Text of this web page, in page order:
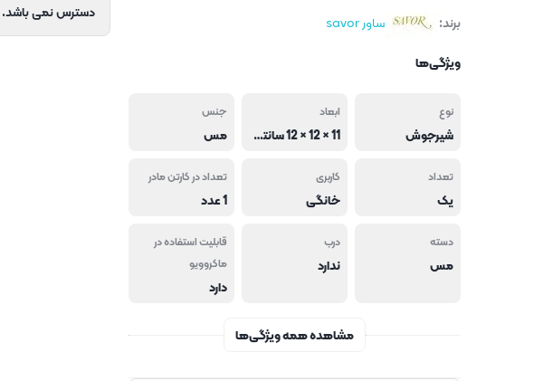
برند:
ساور savor
ویژگی‌ها
نوع
شیرجوش
ابعاد
11 × 12 × 12 سانتی متر
جنس
مس
تعداد
یک
کاربری
خانگی
تعداد در کارتن مادر
1 عدد
دسته
مس
درب
ندارد
قابلیت استفاده در
ماکروویو
دارد
مشاهده همه ویژگی‌ها
دسترس نمی باشد.